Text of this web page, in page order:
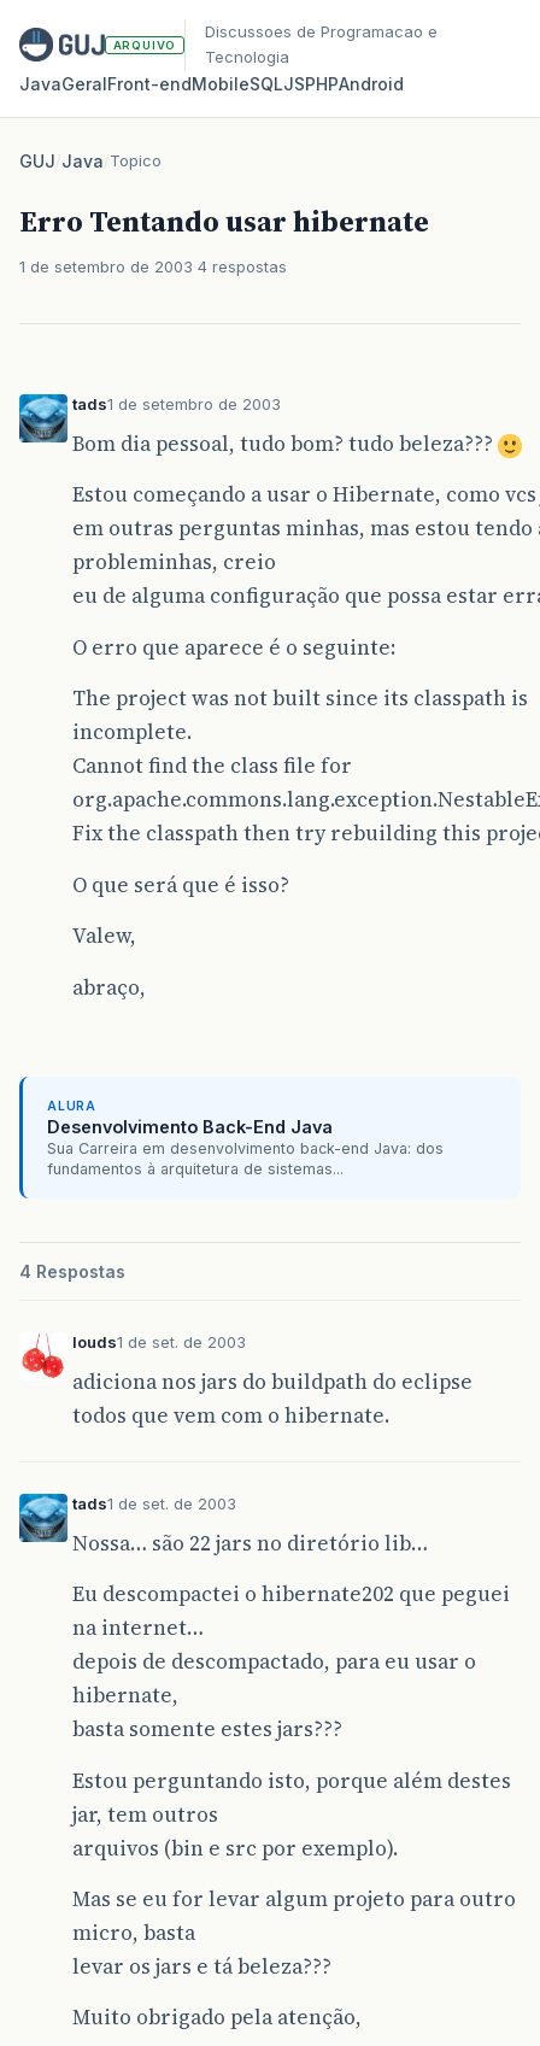
ARQUIVO
Discussoes de Programacao e
Tecnologia
JavaGeralFront‑endMobileSQLJSPHPAndroid
GUJ/Java/Topico
Erro Tentando usar hibernate
1 de setembro de 2003 4 respostas
tads1 de setembro de 2003
Bom dia pessoal, tudo bom? tudo beleza???
Estou começando a usar o Hibernate, como
em outras perguntas minhas, mas estou tendo
probleminhas, creio
eu de alguma configuração que possa estar
O erro que aparece é o seguinte:
The project was not built since its classpath is
incomplete.
Cannot find the class file for
Fix the classpath then try rebuilding this
O que será que é isso?
Valew,
abraço,
ALURA
Desenvolvimento Back-End Java
Sua Carreira em desenvolvimento back-end Java: dos
fundamentos à arquitetura de sistemas...
4 Respostas
louds1 de set. de 2003
adiciona nos jars do buildpath do eclipse
todos que vem com o hibernate.
tads1 de set. de 2003
Nossa… são 22 jars no diretório lib…
Eu descompactei o hibernate202 que peguei
na internet…
depois de descompactado, para eu usar o
hibernate,
basta somente estes jars???
Estou perguntando isto, porque além destes
jar, tem outros
arquivos (bin e src por exemplo).
Mas se eu for levar algum projeto para outro
micro, basta
levar os jars e tá beleza???
Muito obrigado pela atenção,